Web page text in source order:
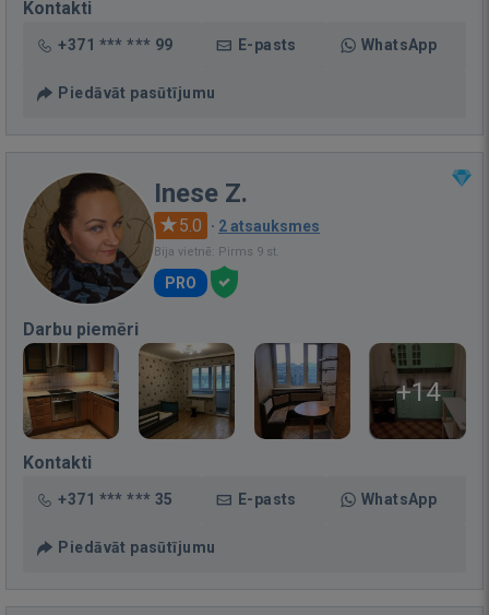
Kontakti
+371 *** *** 99 E-pasts WhatsApp
Piedāvāt pasūtījumu
Inese Z.
5.0 · 2 atsauksmes
Bija vietnē: Pirms 9 st.
PRO
Darbu piemēri
+14
Kontakti
+371 *** *** 35 E-pasts WhatsApp
Piedāvāt pasūtījumu